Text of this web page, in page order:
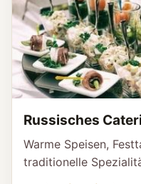
Russisches
Warme Speisen,
traditionelle